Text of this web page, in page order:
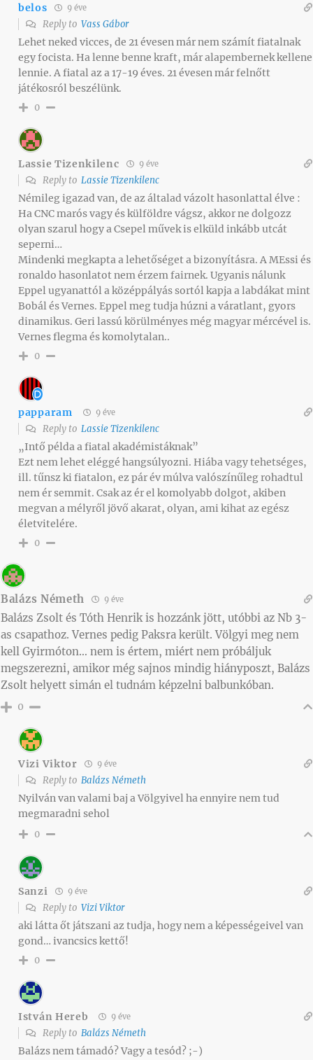
belos 9 éve
Reply to Vass Gábor
Lehet neked vicces, de 21 évesen már nem számít fiatalnak
egy focista. Ha lenne benne kraft, már alapembernek kellene
lennie. A fiatal az a 17-19 éves. 21 évesen már felnőtt
játékosról beszélünk.
0
Lassie Tizenkilenc 9 éve
Reply to Lassie Tizenkilenc
Némileg igazad van, de az általad vázolt hasonlattal élve :
Ha CNC marós vagy és külföldre vágsz, akkor ne dolgozz
olyan szarul hogy a Csepel művek is elküld inkább utcát
seperni…
Mindenki megkapta a lehetőséget a bizonyításra. A MEssi és
ronaldo hasonlatot nem érzem fairnek. Ugyanis nálunk
Eppel ugyanattól a középpályás sortól kapja a labdákat mint
Bobál és Vernes. Eppel meg tudja húzni a váratlant, gyors
dinamikus. Geri lassú körülményes még magyar mércével is.
Vernes flegma és komolytalan..
0
papparam 9 éve
Reply to Lassie Tizenkilenc
„Intő példa a fiatal akadémistáknak”
Ezt nem lehet eléggé hangsúlyozni. Hiába vagy tehetséges,
ill. tűnsz ki fiatalon, ez pár év múlva valószínűleg rohadtul
nem ér semmit. Csak az ér el komolyabb dolgot, akiben
megvan a mélyről jövő akarat, olyan, ami kihat az egész
életvitelére.
0
Balázs Németh 9 éve
Balázs Zsolt és Tóth Henrik is hozzánk jött, utóbbi az Nb 3-
as csapathoz. Vernes pedig Paksra került. Völgyi meg nem
kell Gyirmóton… nem is értem, miért nem próbáljuk
megszerezni, amikor még sajnos mindig hiányposzt, Balázs
Zsolt helyett simán el tudnám képzelni balbunkóban.
0
Vizi Viktor 9 éve
Reply to Balázs Németh
Nyilván van valami baj a Völgyivel ha ennyire nem tud
megmaradni sehol
0
Sanzi 9 éve
Reply to Vizi Viktor
aki látta őt játszani az tudja, hogy nem a képességeivel van
gond… ivancsics kettő!
0
István Hereb 9 éve
Reply to Balázs Németh
Balázs nem támadó? Vagy a tesód? ;-)